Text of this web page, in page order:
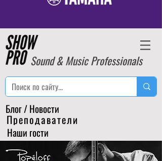
Sound & Music Professionals
Блог / Новости
Преподаватели
Наши гости